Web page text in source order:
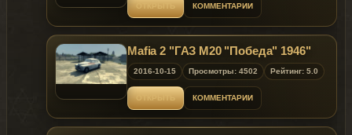
КОММЕНТАРИИ
Mafia 2 "ГАЗ М20 "Победа" 1946"
2016-10-15 Просмотры: 4502 Рейтинг: 5.0
КОММЕНТАРИИ